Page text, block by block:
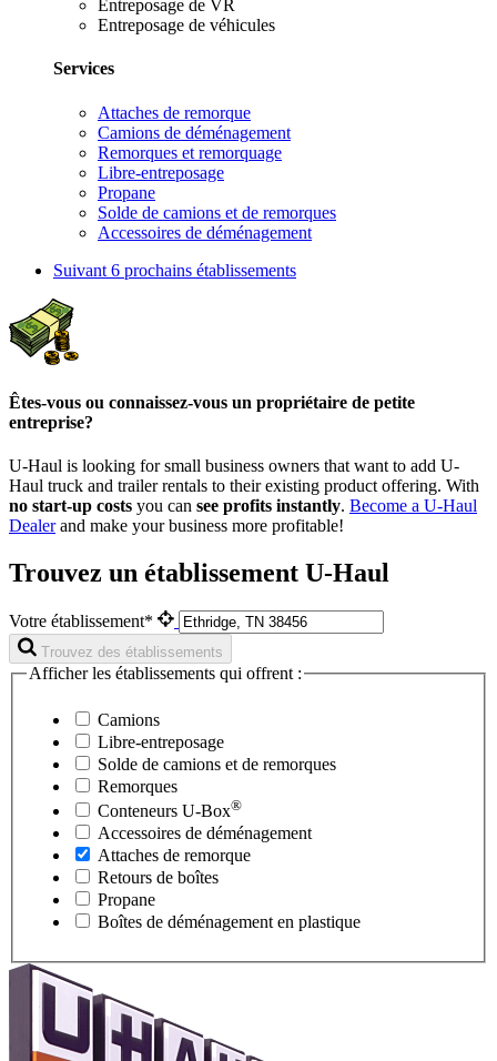
Entreposage de VR
Entreposage de véhicules
Services
Attaches de remorque
Camions de déménagement
Remorques et remorquage
Libre-entreposage
Propane
Solde de camions et de remorques
Accessoires de déménagement
Suivant 6 prochains établissements
Êtes-vous ou connaissez-vous un propriétaire de petite
entreprise?
U-Haul is looking for small business owners that want to add U-
Haul truck and trailer rentals to their existing product offering. With
no start-up costs you can see profits instantly. Become a U-Haul
Dealerand make your business more profitable!
Trouvez un établissement U-Haul
Votre établissement*
Trouvez des établissements
Afficher les établissements qui offrent :
Camions
Libre-entreposage
Solde de camions et de remorques
Remorques
Conteneurs U-Box®
Accessoires de déménagement
Attaches de remorque
Retours de boîtes
Propane
Boîtes de déménagement en plastique